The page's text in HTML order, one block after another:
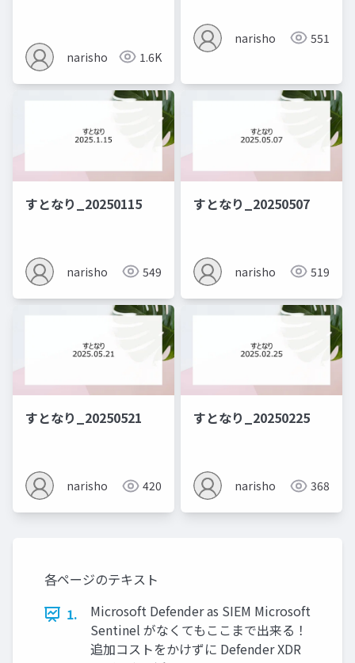
narisho 1.6K
narisho 551
すとなり_20250115
narisho 549
すとなり_20250507
narisho 519
すとなり_20250521
narisho 420
すとなり_20250225
narisho 368
各ページのテキスト
1.
Microsoft Defender as SIEM Microsoft
Sentinel がなくてもここまで出来る！
追加コストをかけずに Defender XDR